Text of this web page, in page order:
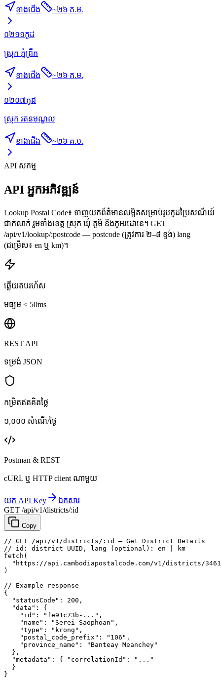
ខាងជើង ~២៦ គ.ម.
០២១១កូដ
ស្រុក ភ្នំព្រឹក
ខាងជើង ~២៦ គ.ម.
០២០៧ កូដ
ស្រុក រតនមណ្ឌល
ខាងជើង ~២៦ គ.ម.
API សកម្ម
API អ្នកអភិវឌ្ឍន៍
Lookup Postal Code៖ ទាញយកព័ត៌មានលម្អិតសម្រាប់រូបកូដប្រៃសណីយ៍
ជាក់លាក់ រួមទាំងខេត្ត ស្រុក ឃុំ ភូមិ និងកូអរដោនេ។ GET
/api/v1/lookup/:postcode — postcode (ត្រូវការ ២–៨ ខ្ទង់) lang
(ជម្រើស៖ en ឬ km)។
ឆ្លើយតបរហ័ស
មធ្យម < 50ms
REST API
ទម្រង់ JSON
កម្រិតឥតគិតថ្លៃ
១,០០០ សំណើ/ថ្ងៃ
Postman & REST
cURL ឬ HTTP client ណាមួយ
យក API Key
ឯកសារ
GET /api/v1/districts/:id
Copy
// GET /api/v1/districts/:id — Get District Details
// id: district UUID, lang (optional): en | km
fetch (
"https://api.cambodiapostalcode.com/v1/districts/
)
// Example response
{
"statusCode" : 200 ,
"data" : {
"id" : "fe91c73b-..." ,
"name" : "Serei Saophoan" ,
"type" : "krong" ,
"postal_code_prefix" : "106" ,
"province_name" :
"Banteay Meanchey"
},
"metadata" : { "correlationId" :
"..."
}
}